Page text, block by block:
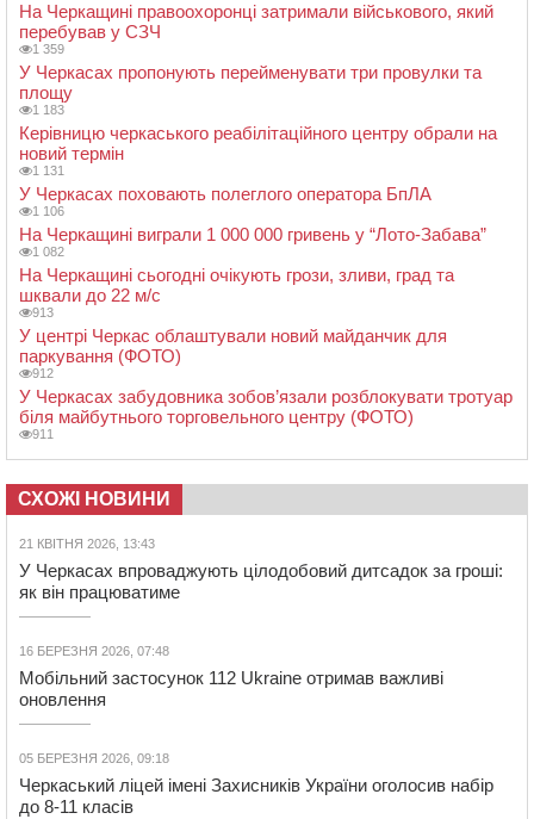
На Черкащині правоохоронці затримали військового, який
перебував у СЗЧ
1 359
У Черкасах пропонують перейменувати три провулки та
площу
1 183
Керівницю черкаського реабілітаційного центру обрали на
новий термін
1 131
У Черкасах поховають полеглого оператора БпЛА
1 106
На Черкащині виграли 1 000 000 гривень у “Лото-Забава”
1 082
На Черкащині сьогодні очікують грози, зливи, град та
шквали до 22 м/с
913
У центрі Черкас облаштували новий майданчик для
паркування (ФОТО)
912
У Черкасах забудовника зобов’язали розблокувати тротуар
біля майбутнього торговельного центру (ФОТО)
911
СХОЖІ НОВИНИ
21 КВІТНЯ 2026, 13:43
У Черкасах впроваджують цілодобовий дитсадок за гроші:
як він працюватиме
16 БЕРЕЗНЯ 2026, 07:48
Мобільний застосунок 112 Ukraine отримав важливі
оновлення
05 БЕРЕЗНЯ 2026, 09:18
Черкаський ліцей імені Захисників України оголосив набір
до 8-11 класів